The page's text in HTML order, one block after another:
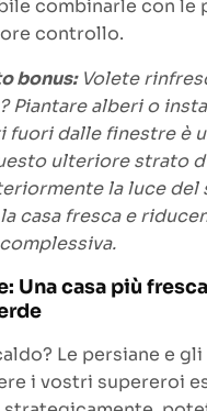
combinarle con le
controllo.
bonus:Volete
Piantare alberi o
fuori dalle finestre è
ulteriore strato
la luce del
casa fresca e
Una casa più
Le persiane e
i vostri supereroi